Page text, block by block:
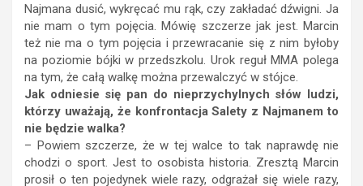
Najmana dusić, wykręcać mu rąk, czy zakładać dźwigni. Ja
nie mam o tym pojęcia. Mówię szczerze jak jest. Marcin
też nie ma o tym pojęcia i przewracanie się z nim byłoby
na poziomie bójki w przedszkolu. Urok reguł MMA polega
na tym, że całą walkę można przewalczyć w stójce.
Jak odniesie się pan do nieprzychylnych słów ludzi,
którzy uważają, że konfrontacja Salety z Najmanem to
nie będzie walka?
– Powiem szczerze, że w tej walce to tak naprawdę nie
chodzi o sport. Jest to osobista historia. Zresztą Marcin
prosił o ten pojedynek wiele razy, odgrażał się wiele razy,